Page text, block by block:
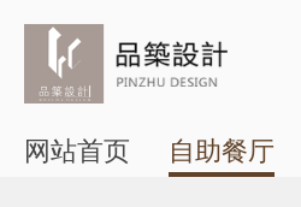
网站首页 自助餐厅